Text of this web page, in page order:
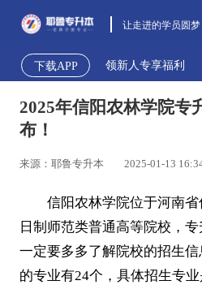
让走进的学员圆梦
下载APP 领新人专享福利
2025年信阳农林学院专
布！
来源：耶鲁专升本 2025-01-13
信阳农林学院位于河南
日制师范类普通高等院校，
一定要多多了解院校的招生
的专业有24个，具体招生专